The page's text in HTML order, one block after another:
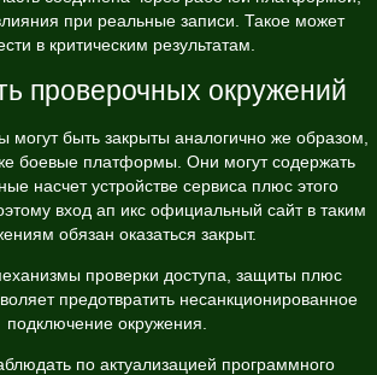
при реальные записи. Такое может
в критическим результатам.
проверочных окружений
могут быть закрыты аналогично же образом,
боевые платформы. Они могут содержать
насчет устройстве сервиса плюс этого
вход ап икс официальный сайт в таким
обязан оказаться закрыт.
проверки доступа, защиты плюс
предотвратить несанкционированное
подключение окружения.
по актуализацией программного